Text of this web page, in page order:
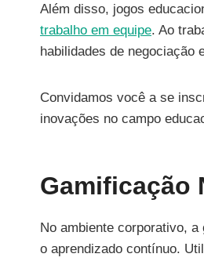
Além disso, jogos
trabalho em equipe. Ao
habilidades de negociação
Convidamos você a se
inovações no campo
Gamificação
No ambiente corporativo, a
o aprendizado contínuo.